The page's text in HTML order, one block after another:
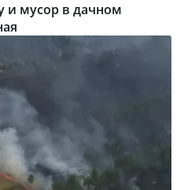
и мусор в дачном